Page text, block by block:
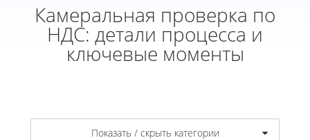
Камеральная проверка по
НДС: детали процесса и
ключевые моменты
Показать / скрыть категории